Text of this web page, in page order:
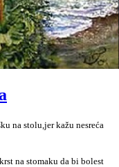
na stolu,jer kažu nesreća
na stomaku da bi bolest